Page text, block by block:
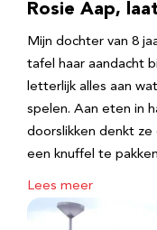
Rosie Aap,
Mijn dochter van 8
tafel haar aandacht
letterlijk alles aan
spelen. Aan eten in
doorslikken denkt ze
een knuffel te
Lees meer